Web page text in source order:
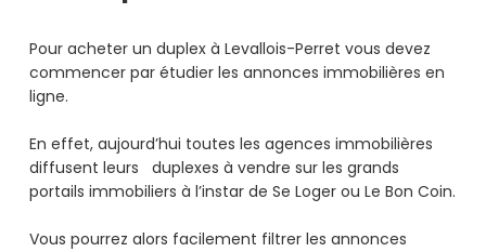
Pour acheter un duplex à Levallois-Perret vous devez
commencer par étudier les annonces immobilières en
ligne.
En effet, aujourd’hui toutes les agences immobilières
diffusent leurs duplexes à vendre sur les grands
portails immobiliers à l’instar de Se Loger ou Le Bon Coin.
Vous pourrez alors facilement filtrer les annonces